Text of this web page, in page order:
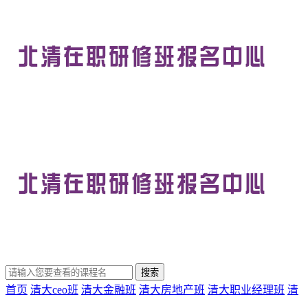
首页 清大ceo班 清大金融班 清大房地产班 清大职业经理班 清